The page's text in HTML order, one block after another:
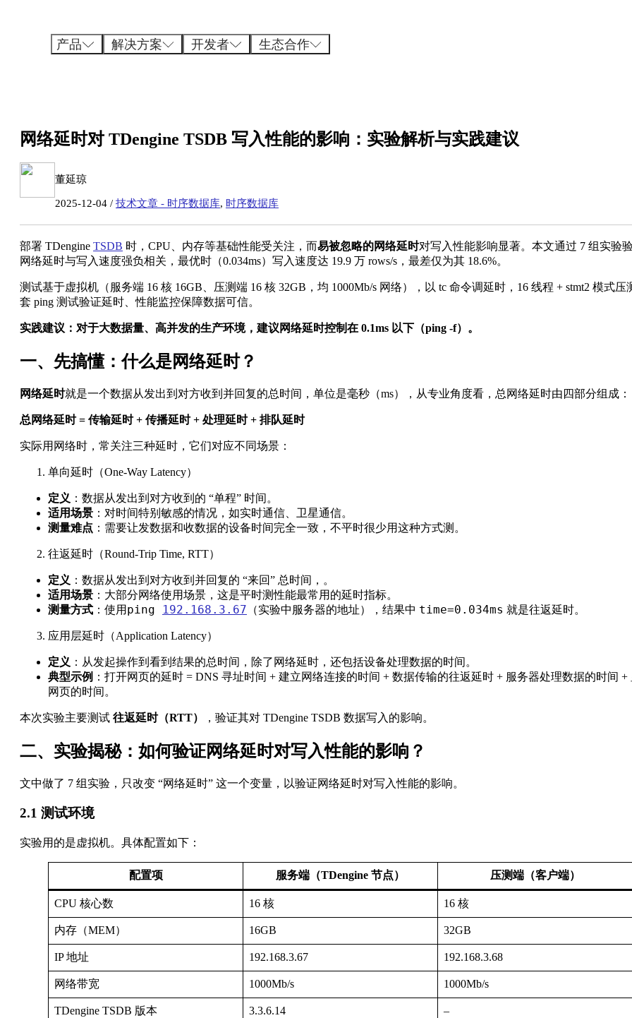
产品 解决方案 开发者 生态合作
网络延时对 TDengine TSDB 写入性能的影响：实验解析与实践建议
董延琼
2025-12-04 / 技术文章 - 时序数据库, 时序数据库
部署 TDengine TSDB 时，CPU、内存等基础性能受关注，而易被忽略的网络延时对写入性能影响显著。本文通过 7 组实验
网络延时与写入速度强负相关 ，最优时（0.034ms）写入速度达 19.9 万 rows/s，最差仅为其 18.6%。
测试基于虚拟机（服务端 16 核 16GB、压测端 16 核 32GB，均 1000Mb/s 网络），以 tc 命令调延时，16 线程 + stmt2 模式压
套 ping 测试验证延时、性能监控保障数据可信。
实践建议：对于大数据量、高并发的生产环境，建议网络延时控制在 0.1ms 以下（ping -f）。
一、先搞懂：什么是网络延时？
网络延时就是一个数据从发出到对方收到并回复的总时间，单位是毫秒（ms），从专业角度看，总网络延时由四部分组成：
总网络延时 = 传输延时 + 传播延时 + 处理延时 + 排队延时
实际用网络时，常关注三种延时，它们对应不同场景：
单向延时（One-Way Latency）
定义 ：数据从发出到对方收到的 “单程” 时间。
适用场景 ：对时间特别敏感的情况，如实时通信、卫星通信。
测量难点 ：需要让发数据和收数据的设备时间完全一致，不平时很少用这种方式测。
往返延时（Round-Trip Time, RTT）
定义 ：数据从发出到对方收到并回复的 “来回” 总时间，。
适用场景 ：大部分网络使用场景，这是平时测性能最常用的延时指标。
测量方式 ：使用 ping 192.168.3.67 （实验中服务器的地址），结果中 time=0.034ms 就是往返延时。
应用层延时（Application Latency）
定义 ：从发起操作到看到结果的总时间，除了网络延时，还包括设备处理数据的时间。
典型示例 ：打开网页的延时 = DNS 寻址时间 + 建立网络连接的时间 + 数据传输的往返延时 + 服务器处理数据的时间 +
网页的时间。
本次实验主要测试 往返延时（RTT） ，验证其对 TDengine TSDB 数据写入的影响。
二、实验揭秘：如何验证网络延时对写入性能的影响？
文中做了 7 组实验，只改变 “网络延时” 这一个变量，以验证网络延时对写入性能的影响。
2.1 测试环境
实验用的是虚拟机。具体配置如下：
配置项 服务端（TDengine 节点） 压测端（客户端）
CPU 核心数 16 核 16 核
内存（MEM） 16GB 32GB
IP 地址 192.168.3.67 192.168.3.68
网络带宽 1000Mb/s 1000Mb/s
TDengine TSDB 版本 3.3.6.14 –